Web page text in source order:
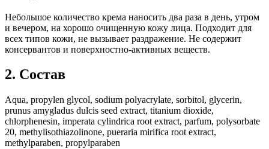
Небольшое количество крема наносить два раза в день, утром
и вечером, на хорошо очищенную кожу лица. Подходит для
всех типов кожи, не вызывает раздражение. Не содержит
консервантов и поверхностно-активных веществ.
2. Состав
Аqua, propylen glycol, sodium polyacrylate, sorbitol, glycerin,
prunus amygladus dulcis seed extract, titanium dioxide,
chlorphenesin, imperata cylindrica root extract, parfum, polysorbate
20, methylisothiazolinone, pueraria mirifica root extract,
methylparaben, propylparaben